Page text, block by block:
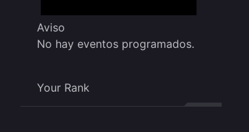
Aviso
No hay eventos programados.
Your Rank